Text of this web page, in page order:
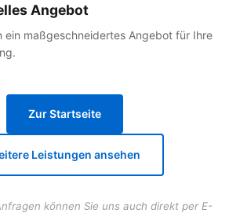
Angebot
ein maßgeschneidertes Angebot für Ihre
Zur Startseite
Leistungen ansehen
können Sie uns auch direkt per E-